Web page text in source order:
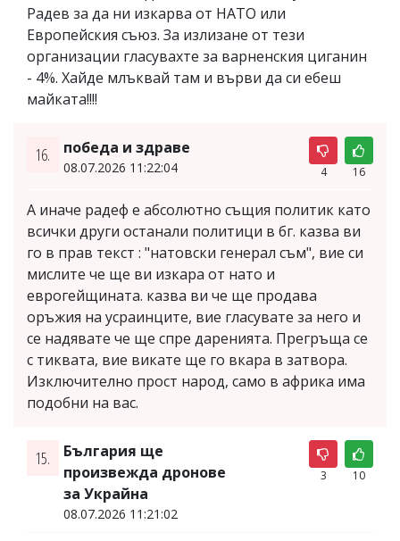
Радев за да ни изкарва от НАТО или
Европейския съюз. За излизане от тези
организации гласувахте за варненския циганин
- 4%. Хайде млъквай там и върви да си ебеш
майката!!!!
16. победа и здраве
08.07.2026 11:22:04 4 16
А иначе радеф е абсолютно същия политик като
всички други останали политици в бг. казва ви
го в прав текст : "натовски генерал съм", вие си
мислите че ще ви изкара от нато и
еврогейщината. казва ви че ще продава
оръжия на усраинците, вие гласувате за него и
се надявате че ще спре даренията. Прегръща се
с тиквата, вие викате ще го вкара в затвора.
Изключително прост народ, само в африка има
подобни на вас.
15.
България ще
произвежда дронове
за Украйна
08.07.2026 11:21:02
3 10